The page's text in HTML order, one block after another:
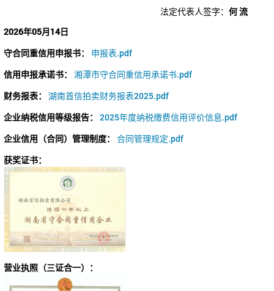
法定代表人签字： 何 流
2026年05月14日
守合同重信用申报书：
申报表.pdf
信用申报承诺书：
湘潭市守合同重信用承诺书.pdf
财务报表：
湖南首信拍卖财务报表2025.pdf
企业纳税信用等级报告：
2025年度纳税缴费信用评价信息.pdf
企业信用（合同）管理制度：
合同管理规定.pdf
获奖证书：
营业执照（三证合一）：